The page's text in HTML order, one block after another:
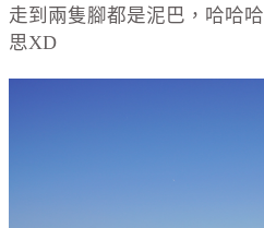
走到兩隻腳都是泥巴，哈哈
思XD